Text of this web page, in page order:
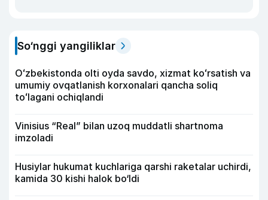
So‘nggi yangiliklar
Oʻzbekistonda olti oyda savdo, xizmat koʻrsatish va
umumiy ovqatlanish korxonalari qancha soliq
toʻlagani ochiqlandi
Vinisius “Real” bilan uzoq muddatli shartnoma
imzoladi
Husiylar hukumat kuchlariga qarshi raketalar uchirdi,
kamida 30 kishi halok bo‘ldi